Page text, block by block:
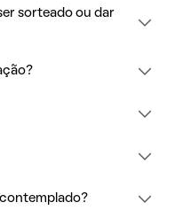
sorteado ou dar